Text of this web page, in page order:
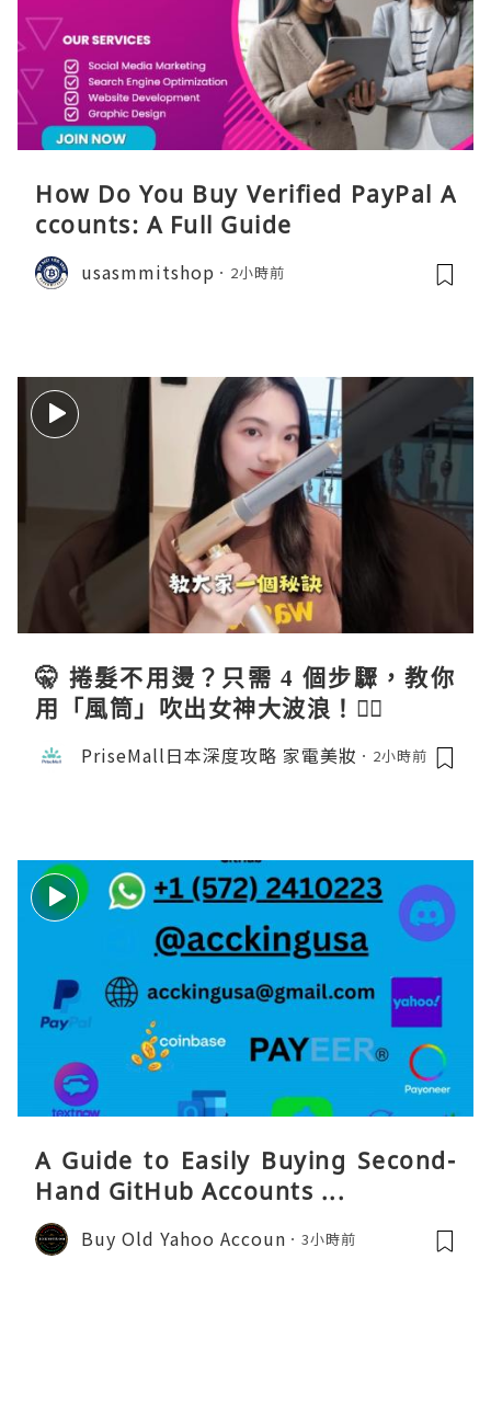
How Do You Buy Verified PayPal A
ccounts: A Full Guide
usasmmitshop 2小時前
🤫 捲髮不用燙？只需 4 個步驟，教你
用「風筒」吹出女神大波浪！💇‍♀️
PriseMall日本深度攻略 家電美妝 2小時前
A Guide to Easily Buying Second-
Hand GitHub Accounts ...
Buy Old Yahoo Accoun 3小時前